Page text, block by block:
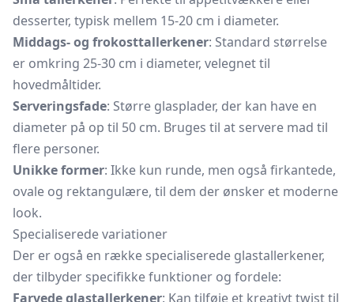
desserter, typisk mellem 15-20 cm i diameter.
Middags- og frokosttallerkener: Standard størrelse
er omkring 25-30 cm i diameter, velegnet til
hovedmåltider.
Serveringsfade: Større glasplader, der kan have en
diameter på op til 50 cm. Bruges til at servere mad til
flere personer.
Unikke former: Ikke kun runde, men også firkantede,
ovale og rektangulære, til dem der ønsker et moderne
look.
Specialiserede variationer
Der er også en række specialiserede glastallerkener,
der tilbyder specifikke funktioner og fordele:
Farvede glastallerkener: Kan tilføje et kreativt twist til